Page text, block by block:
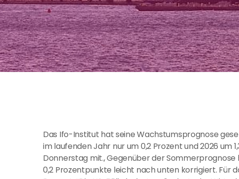
Das Ifo-Institut hat seine Wachstumsprognose
im laufenden Jahr nur um 0,2 Prozent und 2026 um
Donnerstag mit., Gegenüber der Sommerprognose
0,2 Prozentpunkte leicht nach unten korrigiert. Für